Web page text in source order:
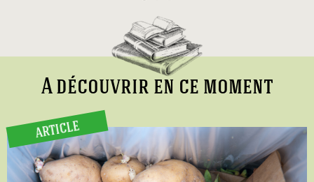
A découvrir en ce moment
ARTICLE